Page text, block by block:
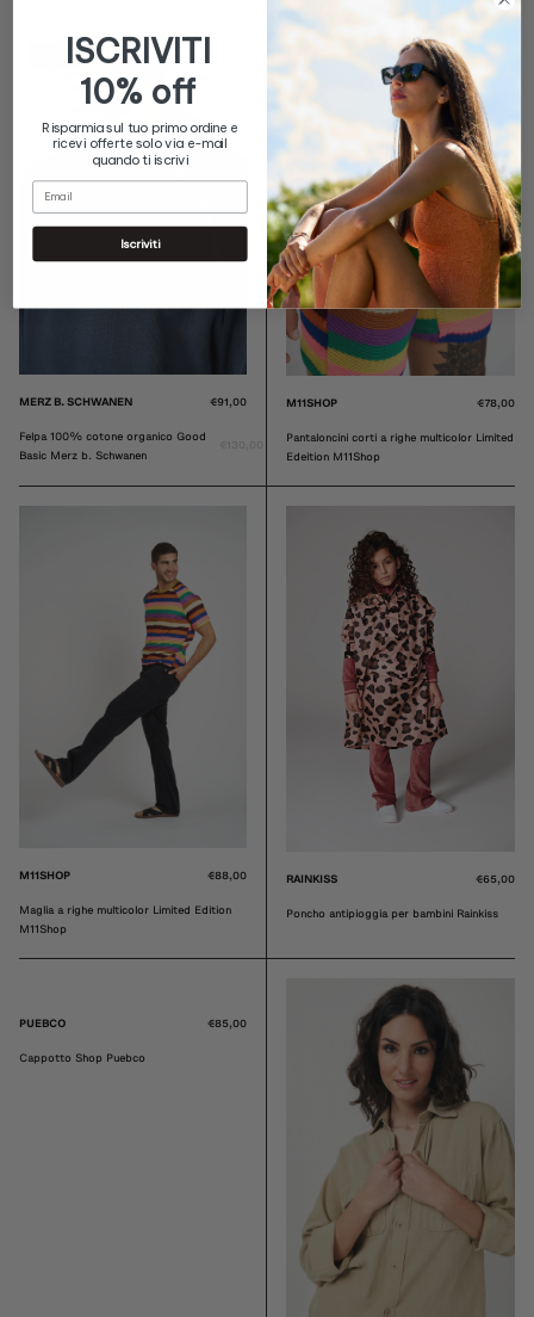
30%
MERZ B. SCHWANEN €91,00
Felpa 100% cotone organico Good
Basic Merz b. Schwanen
M11SHOP €78,00
Pantaloncini corti a righe multicolor Limited
Edeition M11Shop
M11SHOP €88,00
Maglia a righe multicolor Limited Edition
M11Shop
RAINKISS €65,00
Poncho antipioggia per bambini Rainkiss
ISCRIVITI
10% off
Risparmia sul tuo primo ordine e
ricevi offerte solo via e-mail
quando ti iscrivi
email
Iscriviti